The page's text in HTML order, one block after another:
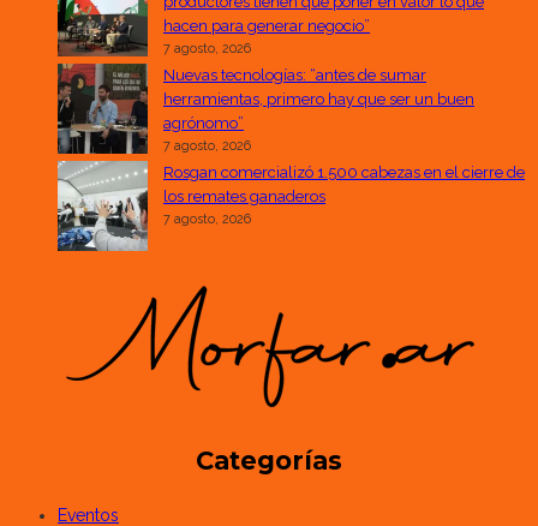
hacen para generar negocio”
7 agosto, 2026
Nuevas tecnologías: “antes de sumar
herramientas, primero hay que ser un buen
agrónomo”
7 agosto, 2026
Rosgan comercializó 1.500 cabezas en el cierre de
los remates ganaderos
7 agosto, 2026
Categorías
Eventos